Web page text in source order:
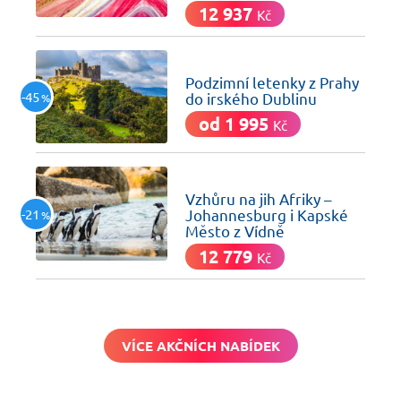
12 937 Kč
-45%
Podzimní letenky z Prahy
do irského Dublinu
od 1 995 Kč
-21 %
Vzhůru na jih Afriky –
Johannesburg i Kapské
Město z Vídně
12 779 Kč
VÍCE AKČNÍCH NABÍDEK